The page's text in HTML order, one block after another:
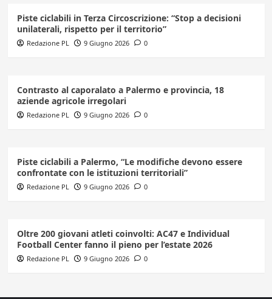
Piste ciclabili in Terza Circoscrizione: “Stop a decisioni
unilaterali, rispetto per il territorio”
Redazione PL 9 Giugno 2026 0
Contrasto al caporalato a Palermo e provincia, 18
aziende agricole irregolari
Redazione PL 9 Giugno 2026 0
Piste ciclabili a Palermo, “Le modifiche devono essere
confrontate con le istituzioni territoriali”
Redazione PL 9 Giugno 2026 0
Oltre 200 giovani atleti coinvolti: AC47 e Individual
Football Center fanno il pieno per l’estate 2026
Redazione PL 9 Giugno 2026 0